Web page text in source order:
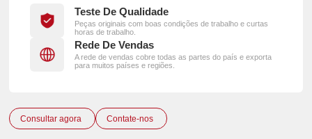
Teste De Qualidade
Peças originais com boas condições de trabalho e curtas
horas de trabalho.
Rede De Vendas
A rede de vendas cobre todas as partes do país e exporta
para muitos países e regiões.
Consultar agora Contate-nos